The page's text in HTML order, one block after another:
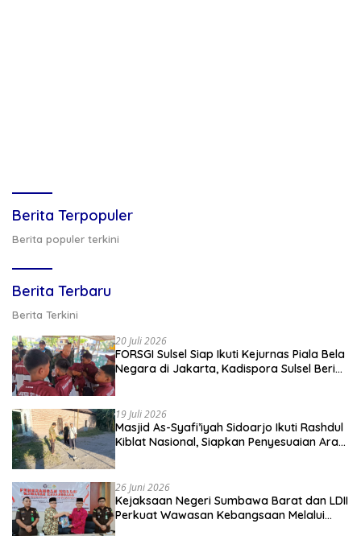
Berita Terpopuler
Berita populer terkini
Berita Terbaru
Berita Terkini
20 Juli 2026
FORSGI Sulsel Siap Ikuti Kejurnas Piala Bela
Negara di Jakarta, Kadispora Sulsel Beri
19 Juli 2026
Masjid As-Syafi’iyah Sidoarjo Ikuti Rashdul
Kiblat Nasional, Siapkan Penyesuaian Arah
26 Juni 2026
Kejaksaan Negeri Sumbawa Barat dan LDII
Perkuat Wawasan Kebangsaan Melalui